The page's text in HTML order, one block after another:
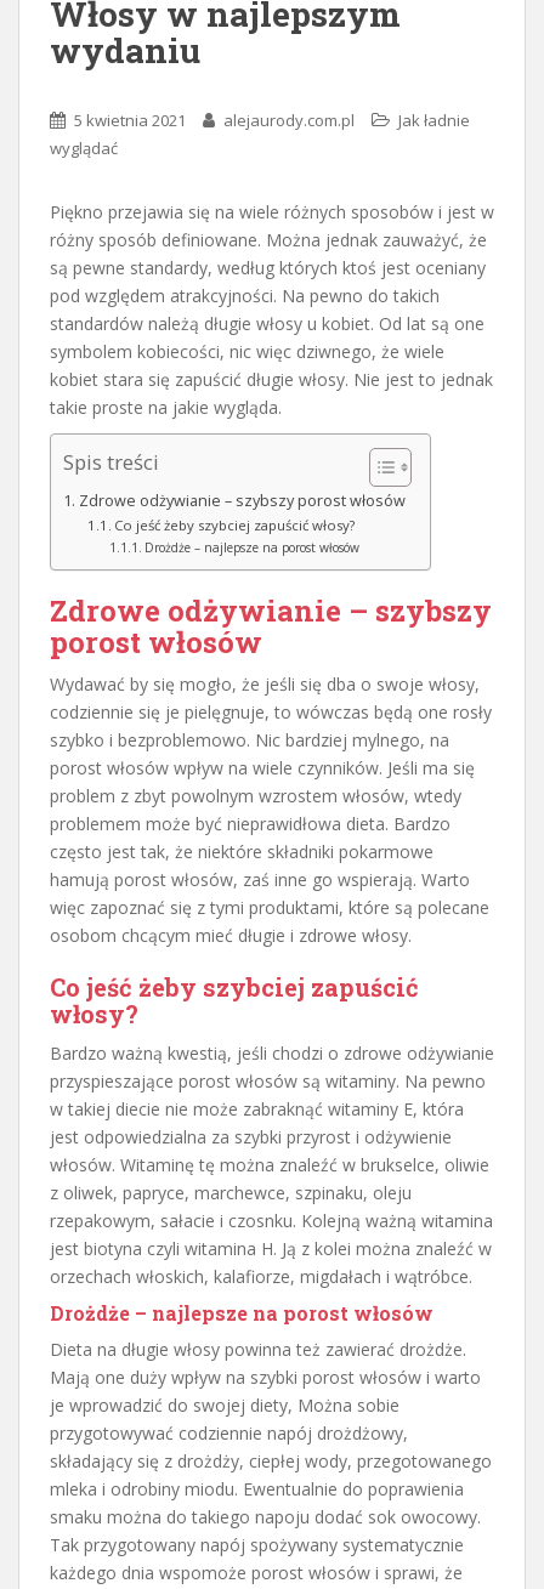
Włosy w najlepszym
wydaniu
5 kwietnia 2021 alejaurody.com.pl
Jak ładnie
wyglądać
Piękno przejawia się na wiele różnych sposobów i jest w
różny sposób definiowane. Można jednak zauważyć, że
są pewne standardy, według których ktoś jest oceniany
pod względem atrakcyjności. Na pewno do takich
standardów należą długie włosy u kobiet. Od lat są one
symbolem kobiecości, nic więc dziwnego, że wiele
kobiet stara się zapuścić długie włosy. Nie jest to jednak
takie proste na jakie wygląda.
Spis treści
Zdrowe odżywianie – szybszy porost włosów
Co jeść żeby szybciej zapuścić włosy?
Drożdże – najlepsze na porost włosów
Zdrowe odżywianie – szybszy
porost włosów
Wydawać by się mogło, że jeśli się dba o swoje włosy,
codziennie się je pielęgnuje, to wówczas będą one rosły
szybko i bezproblemowo. Nic bardziej mylnego, na
porost włosów wpływ na wiele czynników. Jeśli ma się
problem z zbyt powolnym wzrostem włosów, wtedy
problemem może być nieprawidłowa dieta. Bardzo
często jest tak, że niektóre składniki pokarmowe
hamują porost włosów, zaś inne go wspierają. Warto
więc zapoznać się z tymi produktami, które są polecane
osobom chcącym mieć długie i zdrowe włosy.
Co jeść żeby szybciej zapuścić
włosy?
Bardzo ważną kwestią, jeśli chodzi o zdrowe odżywianie
przyspieszające porost włosów są witaminy. Na pewno
w takiej diecie nie może zabraknąć witaminy E, która
jest odpowiedzialna za szybki przyrost i odżywienie
włosów. Witaminę tę można znaleźć w brukselce, oliwie
z oliwek, papryce, marchewce, szpinaku, oleju
rzepakowym, sałacie i czosnku. Kolejną ważną witamina
jest biotyna czyli witamina H. Ją z kolei można znaleźć w
orzechach włoskich, kalafiorze, migdałach i wątróbce.
Drożdże – najlepsze na porost włosów
Dieta na długie włosy powinna też zawierać drożdże.
Mają one duży wpływ na szybki porost włosów i warto
je wprowadzić do swojej diety, Można sobie
przygotowywać codziennie napój drożdżowy,
składający się z drożdży, ciepłej wody, przegotowanego
mleka i odrobiny miodu. Ewentualnie do poprawienia
smaku można do takiego napoju dodać sok owocowy.
Tak przygotowany napój spożywany systematycznie
każdego dnia wspomoże porost włosów i sprawi, że